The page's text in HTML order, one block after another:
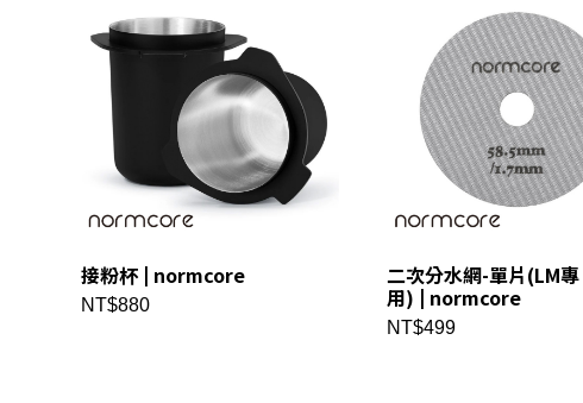
接粉杯 | normcore
NT$880
二次分水網-單片(LM專
用) | normcore
NT$499